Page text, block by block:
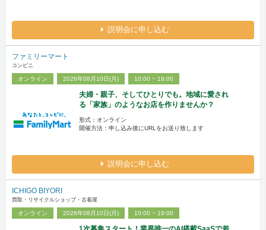
説明会に申し込む
ファミリーマート
コンビニ
オンライン 2026年08月10日(月) 10:00 ~ 19:00
夫婦・親子、そしてひとりでも。地域に愛され
る「家族」のようなお店を作りませんか？
形式：オンライン
開催方法：申し込み後にURLをお送り致します
説明会に申し込む
ICHIGO BIYORI
買取・リサイクルショップ・古着屋
オンライン 2026年08月10日(月) 10:00 ~ 19:00